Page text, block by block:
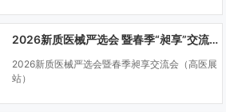
2026新质医械严选会 暨春季“昶享”交流会（高医展站）
2026新质医械严选会暨春季昶享交流会（高医展
站）